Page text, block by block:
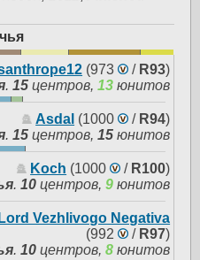
(973 / R93)
.15 центров,13 юнитов
Asdal (1000 / R94)
.15 центров,15 юнитов
Koch (1000 / R100)
.10 центров,9 юнитов
Lord Vezhlivogo Negativa
(992
/ R97)
.10 центров,8 юнитов